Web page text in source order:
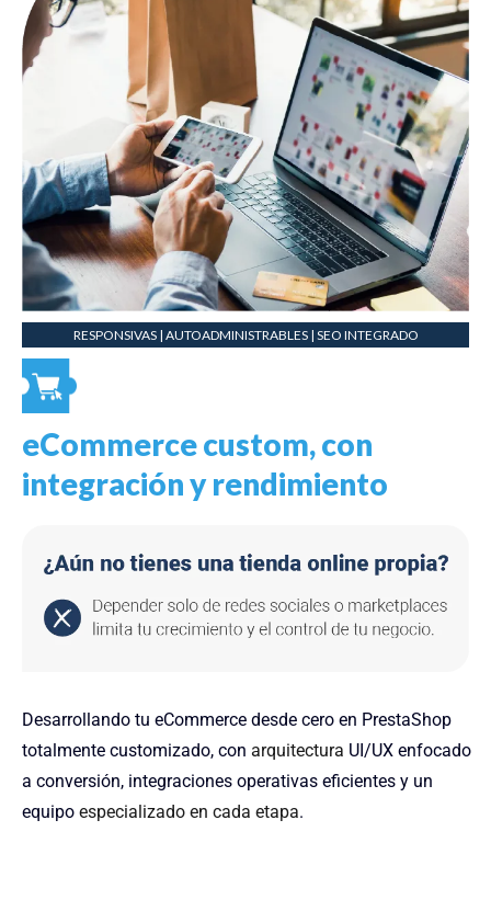
RESPONSIVAS | AUTOADMINISTRABLES | SEO INTEGRADO
eCommerce custom, con
integración y rendimiento
Desarrollando tu eCommerce desde cero en PrestaShop
totalmente customizado, con arquitectura UI/UX enfocado
a conversión, integraciones operativas eficientes y un
equipo especializado en cada etapa.